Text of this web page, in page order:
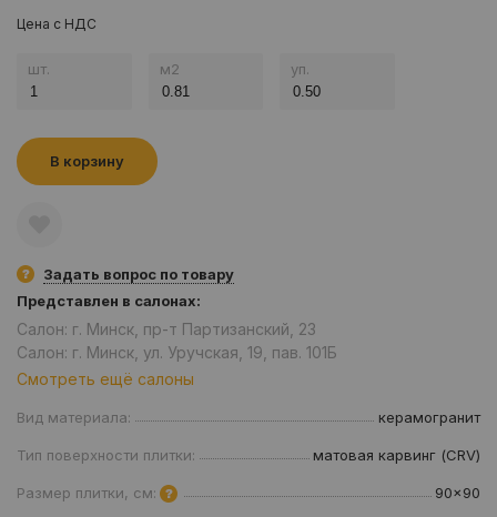
Цена с НДС
шт. м2 уп.
В корзину
Задать вопрос по товару
Представлен в салонах:
Салон: г. Минск, пр-т Партизанский, 23
Салон: г. Минск, ул. Уручская, 19, пав. 101Б
Смотреть ещё салоны
Вид материала: керамогранит
Тип поверхности плитки: матовая карвинг (CRV)
Размер плитки, см: 90x90